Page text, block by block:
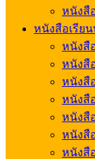
หนังสื
หนังสือเรีย
หนังสื
หนังสื
หนังสื
หนังสื
หนังสื
หนังสื
หนังสื